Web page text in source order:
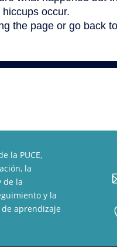
la PUCE,
la
de la
y la
aprendizaje